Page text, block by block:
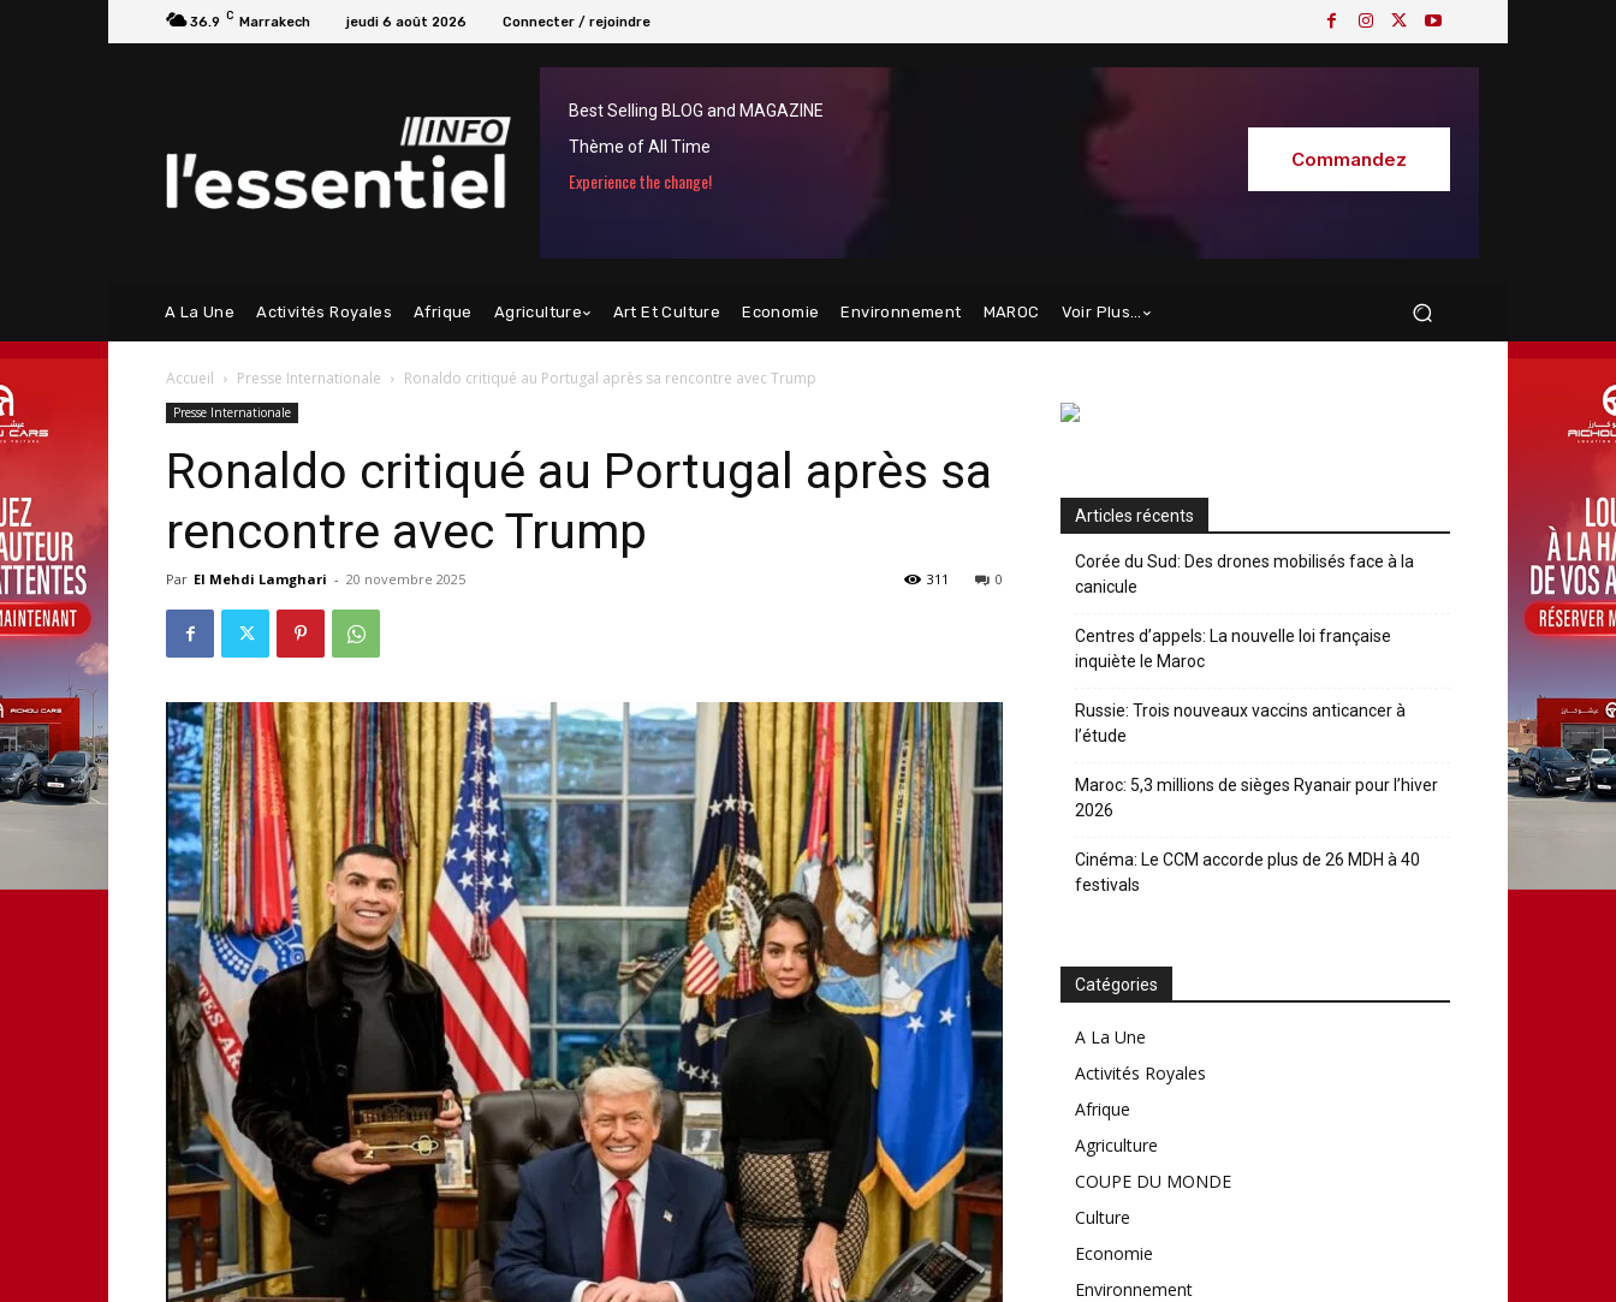
36.9 C Marrakech jeudi 6 août 2026 Connecter / rejoindre
Best Selling BLOG and MAGAZINE
Thème of All Time
Experience the change!
Commandez
A La Une Activités Royales Afrique Agriculture Art Et Culture Economie Environnement MAROC Voir Plus…
Accueil Presse Internationale Ronaldo critiqué au Portugal après sa rencontre avec Trump
Presse Internationale
Ronaldo critiqué au Portugal après sa
rencontre avec Trump
Par El Mehdi Lamghari - 20 novembre 2025 0
311
Articles récents
Corée du Sud: Des drones mobilisés face à la
canicule
Centres d’appels: La nouvelle loi française
inquiète le Maroc
Russie: Trois nouveaux vaccins anticancer à
l’étude
Maroc: 5,3 millions de sièges Ryanair pour l’hiver
2026
Cinéma: Le CCM accorde plus de 26 MDH à 40
festivals
Catégories
A La Une
Activités Royales
Afrique
Agriculture
COUPE DU MONDE
Culture
Economie
Environnement